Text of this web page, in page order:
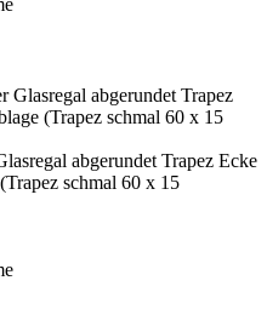
abgerundet Trapez Ecke
schmal 60 x 15